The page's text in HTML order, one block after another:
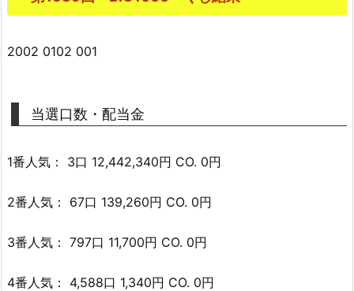
2002 0102 001
当選口数・配当金
1番人気： 3口 12,442,340円 CO. 0円
2番人気： 67口 139,260円 CO. 0円
3番人気： 797口 11,700円 CO. 0円
4番人気： 4,588口 1,340円 CO. 0円